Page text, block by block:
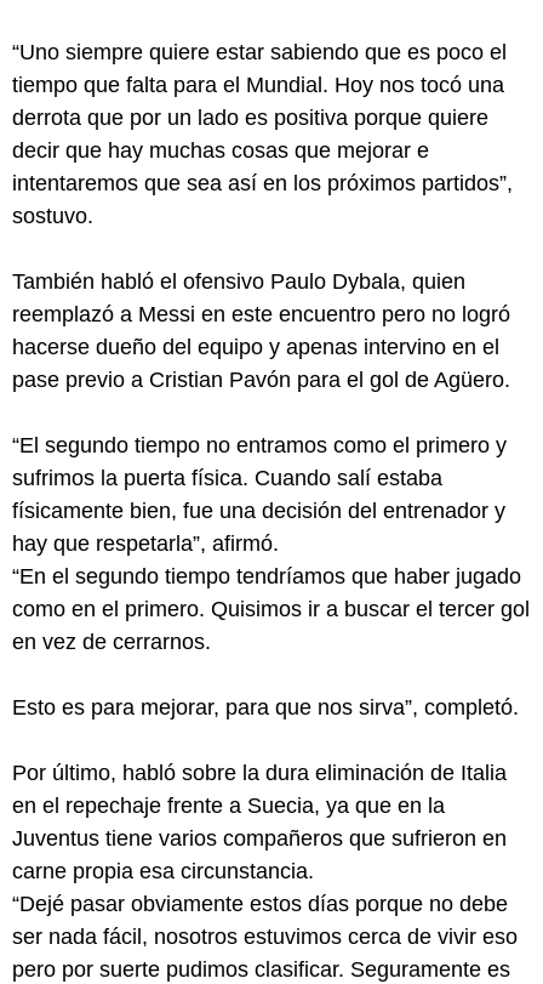
“Uno siempre quiere estar sabiendo que es poco el
tiempo que falta para el Mundial. Hoy nos tocó una
derrota que por un lado es positiva porque quiere
decir que hay muchas cosas que mejorar e
intentaremos que sea así en los próximos partidos”,
sostuvo.
También habló el ofensivo Paulo Dybala, quien
reemplazó a Messi en este encuentro pero no logró
hacerse dueño del equipo y apenas intervino en el
pase previo a Cristian Pavón para el gol de Agüero.
“El segundo tiempo no entramos como el primero y
sufrimos la puerta física. Cuando salí estaba
físicamente bien, fue una decisión del entrenador y
hay que respetarla”, afirmó.
“En el segundo tiempo tendríamos que haber jugado
como en el primero. Quisimos ir a buscar el tercer gol
en vez de cerrarnos.
Esto es para mejorar, para que nos sirva”, completó.
Por último, habló sobre la dura eliminación de Italia
en el repechaje frente a Suecia, ya que en la
Juventus tiene varios compañeros que sufrieron en
carne propia esa circunstancia.
“Dejé pasar obviamente estos días porque no debe
ser nada fácil, nosotros estuvimos cerca de vivir eso
pero por suerte pudimos clasificar. Seguramente es